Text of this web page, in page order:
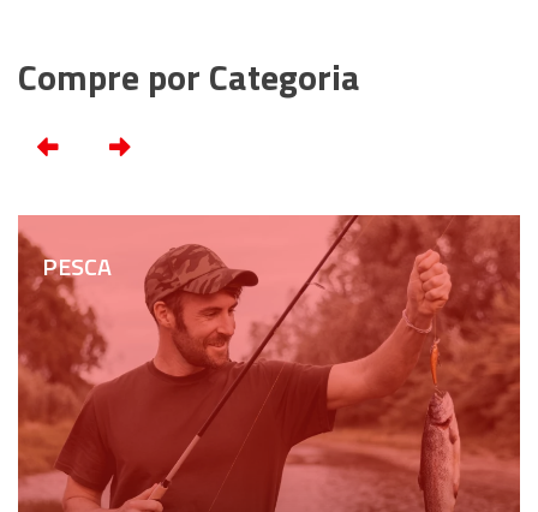
Compre por Categoria
PESCA